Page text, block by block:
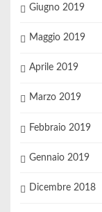
Giugno 2019
Maggio 2019
Aprile 2019
Marzo 2019
Febbraio 2019
Gennaio 2019
Dicembre 2018